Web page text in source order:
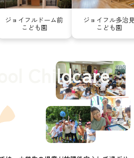
ジョイフルドーム前
こども園
ジョイフル多治
こども園
Childcare